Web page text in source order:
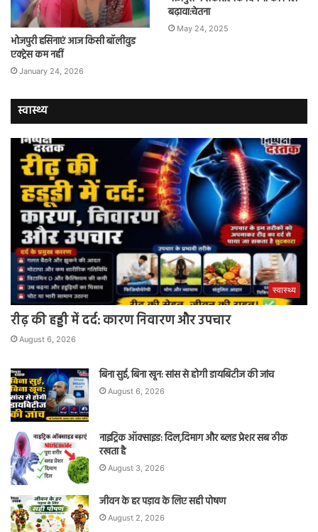
भोजपुरी हसिनाएं आज किसी बॉलीवुड
एक्ट्रेस कम नहीं
January 24, 2026
बढ़ावा:चेतना
May 24, 2025
स्वास्थ्य
स्वास्थ्य
रीढ़ की हड्डी में दर्द: कारण निवारण और उपचार
August 6, 2026
बिना सुई, बिना खून: सांस से होगी डायबिटीज की जांच
August 6, 2026
नाइट्रिक ऑक्साइड: दिल,दिमाग और ब्लड प्रेशर सब ठीक
रखता है
August 3, 2026
जीवन के हर पड़ाव के लिए सही पोषण
August 2, 2026